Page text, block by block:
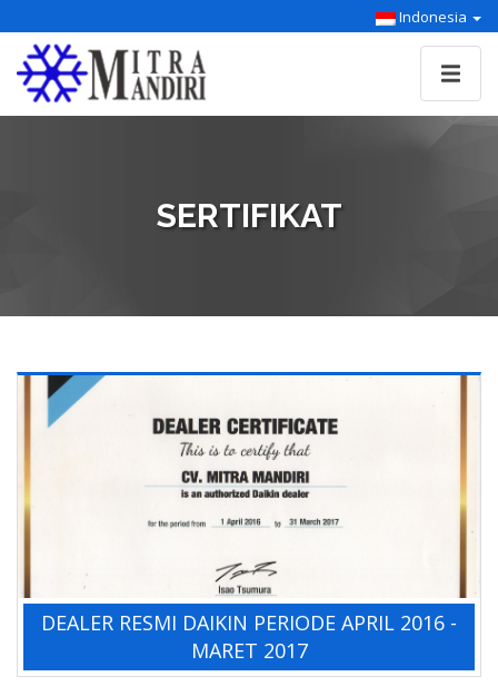
Indonesia
SERTIFIKAT
DEALER RESMI DAIKIN PERIODE APRIL 2016 -
MARET 2017